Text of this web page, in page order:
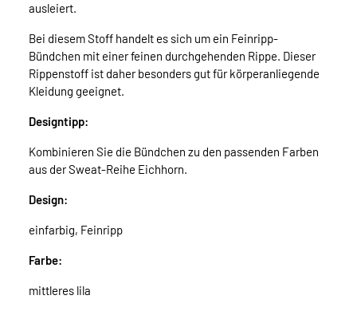
ausleiert.
Bei diesem Stoff handelt es sich um ein Feinripp-
Bündchen mit einer feinen durchgehenden Rippe. Dieser
Rippenstoff ist daher besonders gut für körperanliegende
Kleidung geeignet.
Designtipp:
Kombinieren Sie die Bündchen zu den passenden Farben
aus der Sweat-Reihe Eichhorn.
Design:
einfarbig, Feinripp
Farbe:
mittleres lila